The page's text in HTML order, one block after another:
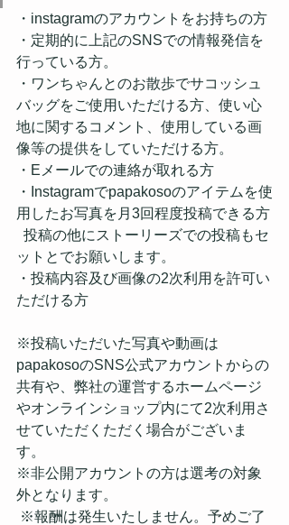
・instagramのアカウントをお持ちの方
・定期的に上記のSNSでの情報発信を
行っている方。
・ワンちゃんとのお散歩でサコッシュ
バッグをご使用いただける方、使い心
地に関するコメント、使用している画
像等の提供をしていただける方。
・Eメールでの連絡が取れる方
・Instagramでpapakosoのアイテムを使
用したお写真を月3回程度投稿できる方
ットとでお願いします。
・投稿内容及び画像の2次利用を許可い
ただける方
※投稿いただいた写真や動画は
papakosoのSNS公式アカウントからの
共有や、弊社の運営するホームページ
やオンラインショップ内にて2次利用さ
せていただくただく場合がございま
す。
※非公開アカウントの方は選考の対象
外となります。
※報酬は発生いたしません。予めご了